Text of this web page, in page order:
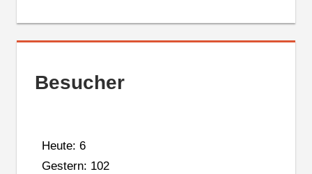
Besucher
Heute: 6
Gestern: 102